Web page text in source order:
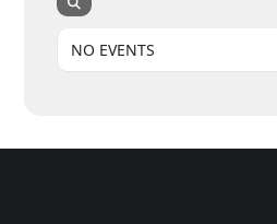
NO EVENTS